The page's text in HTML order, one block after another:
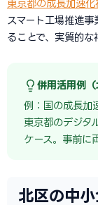
東京都の成長加速化
スマート工場推進
ることで、実質的な
併用活用例（
例：国の成長加
東京都のデジタ
ケース。事前に
北区の中